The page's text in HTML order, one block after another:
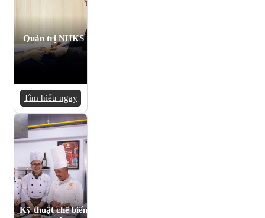
Quản trị NHKS
Tìm hiểu ngay
Kỹ thuật chế biến